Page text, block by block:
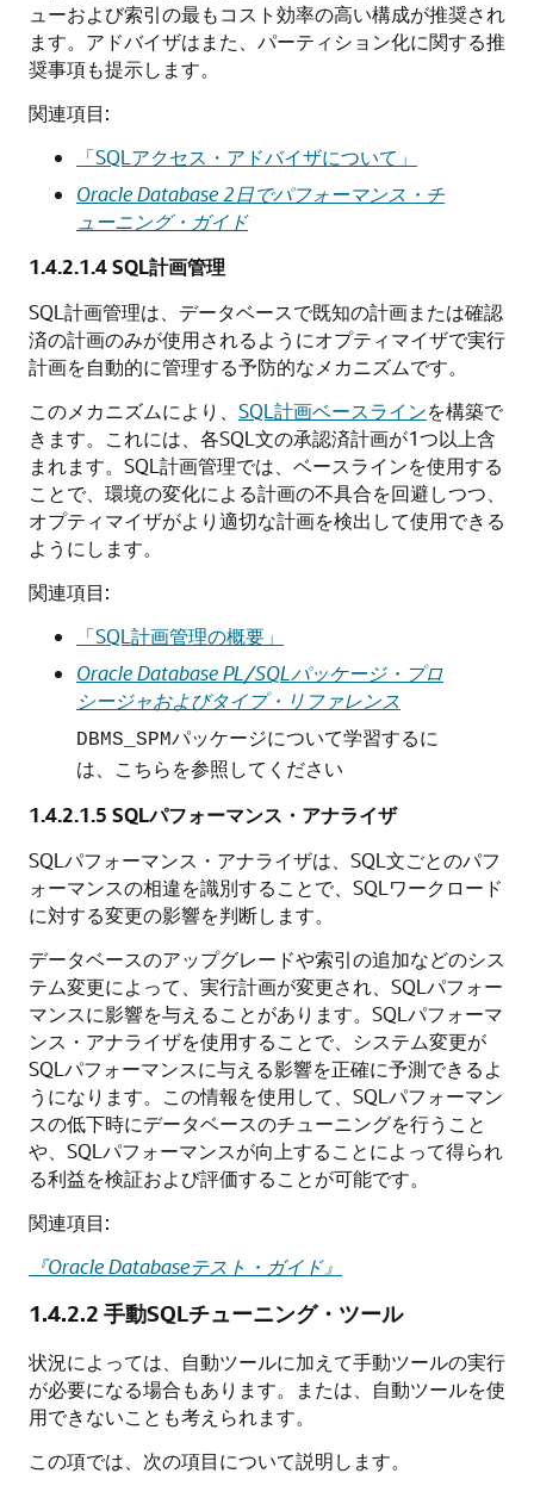
ューおよび索引の最もコスト効率の高い構成が推奨され
ます。アドバイザはまた、パーティション化に関する推
奨事項も提示します。
関連項目:
「SQLアクセス・アドバイザについて」
Oracle Database 2日でパフォーマンス・チ
ューニング・ガイド
1.4.2.1.4SQL計画管理
SQL計画管理は、データベースで既知の計画または確認
済の計画のみが使用されるようにオプティマイザで実行
計画を自動的に管理する予防的なメカニズムです。
このメカニズムにより、 SQL計画ベースラインを構築で
きます。これには、各SQL文の承認済計画が1つ以上含
まれます。SQL計画管理では、ベースラインを使用する
ことで、環境の変化による計画の不具合を回避しつつ、
オプティマイザがより適切な計画を検出して使用できる
ようにします。
関連項目:
「SQL計画管理の概要」
Oracle Database PL/SQLパッケージ・プロ
シージャおよびタイプ・リファレンス
DBMS_SPMパッケージについて学習するに
は、こちらを参照してください
1.4.2.1.5 SQLパフォーマンス・アナライザ
SQLパフォーマンス・アナライザは、SQL文ごとのパフ
ォーマンスの相違を識別することで、SQLワークロード
に対する変更の影響を判断します。
データベースのアップグレードや索引の追加などのシス
テム変更によって、実行計画が変更され、SQLパフォー
マンスに影響を与えることがあります。SQLパフォーマ
ンス・アナライザを使用することで、システム変更が
SQLパフォーマンスに与える影響を正確に予測できるよ
うになります。この情報を使用して、SQLパフォーマン
スの低下時にデータベースのチューニングを行うこと
や、SQLパフォーマンスが向上することによって得られ
る利益を検証および評価することが可能です。
関連項目:
『Oracle Databaseテスト・ガイド』
1.4.2.2 手動SQLチューニング・ツール
状況によっては、自動ツールに加えて手動ツールの実行
が必要になる場合もあります。または、自動ツールを使
用できないことも考えられます。
この項では、次の項目について説明します。